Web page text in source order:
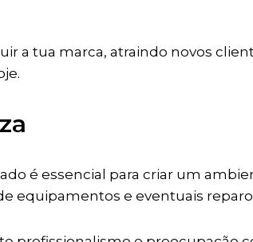
a tua marca, atraindo novos
é essencial para criar um
equipamentos e eventuais